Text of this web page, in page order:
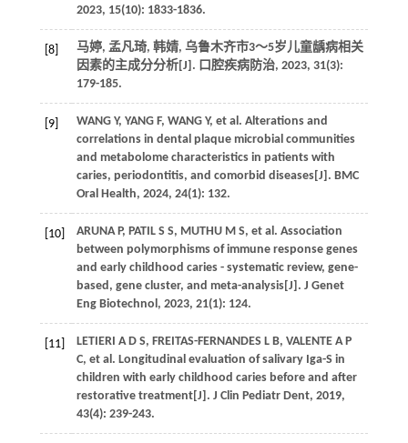
2023, 15(10): 1833-1836.
[8]
马婷, 孟凡琦, 韩婧, 乌鲁木齐市3～5岁儿童龋病相关
因素的主成分分析[J]. 口腔疾病防治, 2023, 31(3):
179-185.
[9]
WANG Y, YANG F, WANG Y, et al. Alterations and
correlations in dental plaque microbial communities
and metabolome characteristics in patients with
caries, periodontitis, and comorbid diseases[J]. BMC
Oral Health, 2024, 24(1): 132.
[10]
ARUNA P, PATIL S S, MUTHU M S, et al. Association
between polymorphisms of immune response genes
and early childhood caries - systematic review, gene-
based, gene cluster, and meta-analysis[J]. J Genet
Eng Biotechnol, 2023, 21(1): 124.
[11]
LETIERI A D S, FREITAS-FERNANDES L B, VALENTE A P
C, et al. Longitudinal evaluation of salivary Iga-S in
children with early childhood caries before and after
restorative treatment[J]. J Clin Pediatr Dent, 2019,
43(4): 239-243.